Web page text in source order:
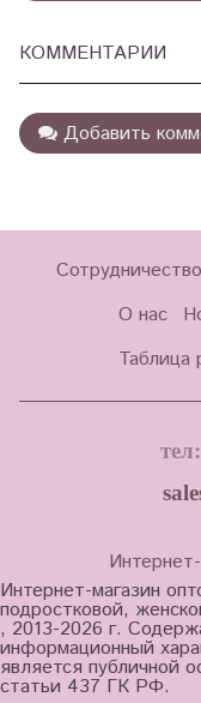
КОММЕНТАРИИ
Добавить
О нас
Таблица
Интернет-магазин
подростковой,
, 2013-2026 г.
информационный
является публичной
статьи 437 ГК РФ.